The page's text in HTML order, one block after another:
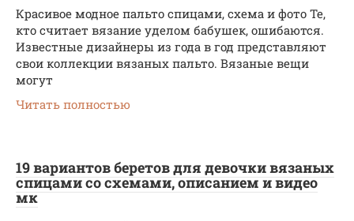
Красивое модное пальто спицами, схема и фото Те,
кто считает вязание уделом бабушек, ошибаются.
Известные дизайнеры из года в год представляют
свои коллекции вязаных пальто. Вязаные вещи
могут
Читать полностью
19 вариантов беретов для девочки вязаных
спицами со схемами, описанием и видео
мк